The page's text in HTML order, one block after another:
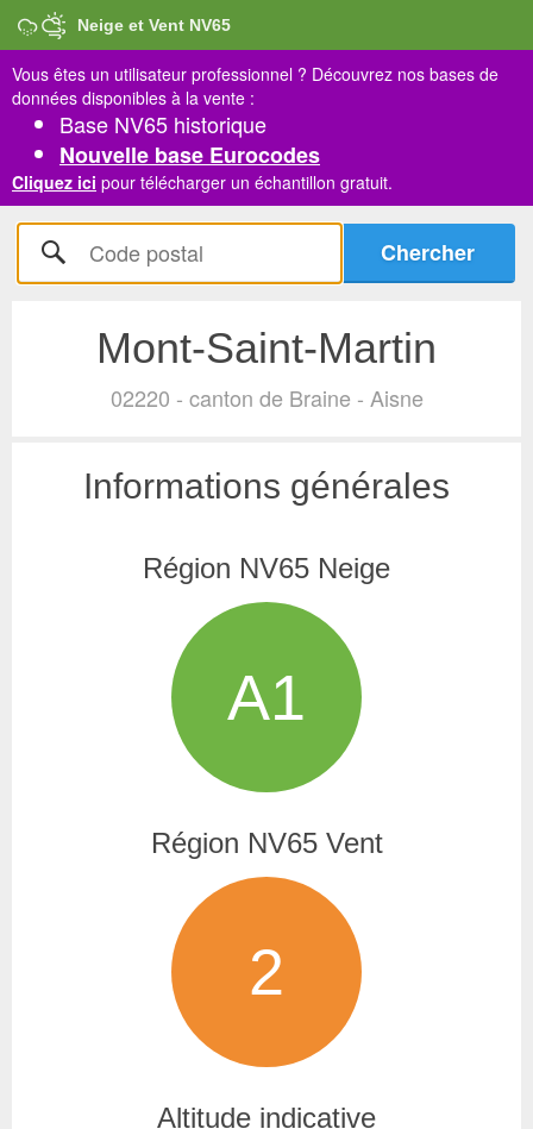
Neige et Vent NV65
Vous êtes un utilisateur professionnel ? Découvrez nos bases de
données disponibles à la vente :
Base NV65 historique
Nouvelle base Eurocodes
Cliquez ici pour télécharger un échantillon gratuit.
Mont-Saint-Martin
02220 - canton de Braine - Aisne
Informations générales
Région NV65 Neige
A1
Région NV65 Vent
2
Altitude indicative